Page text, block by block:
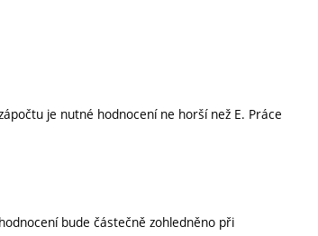
je nutné hodnocení ne horší než E. Práce
bude částečně zohledněno při